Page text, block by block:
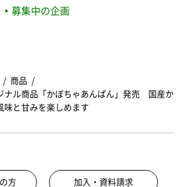
募集中の企画
商品
ナル商品「かぼちゃあんぱん」発売 国産か
味と甘みを楽しめます
方 加入・資料請求